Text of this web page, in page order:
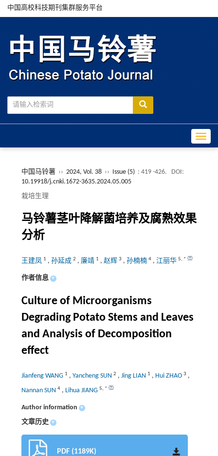
中国高校科技期刊集群服务平台
中国马铃薯 ›› 2024, Vol. 38 ›› Issue (5) : 419 -426.
DOI:
10.19918/j.cnki.1672-3635.2024.05.005
栽培生理
马铃薯茎叶降解菌培养及腐熟效果
分析
王建凤 1 , 孙延成 2 , 廉靖 1 , 赵辉 3 , 孙楠楠 4, 江丽华 5, *
作者信息 +
Culture of Microorganisms
Degrading Potato Stems and Leaves
and Analysis of Decomposition
effect
Jianfeng WANG 1 , Yancheng SUN 2 , Jing LIAN 1 , Hui ZHAO 3 ,
Nannan SUN 4, Lihua JIANG 5, *
Author information +
文章历史 +
PDF (1189K)